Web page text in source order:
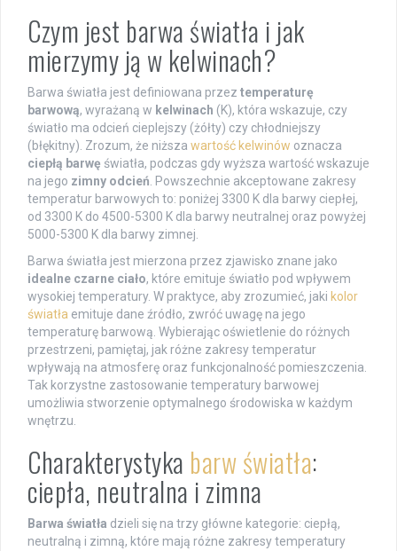
Czym jest barwa światła i jak
mierzymy ją w kelwinach?
Barwa światła jest definiowana przez temperaturę
barwową, wyrażaną w kelwinach (K), która wskazuje, czy
światło ma odcień cieplejszy (żółty) czy chłodniejszy
(błękitny). Zrozum, że niższa wartość kelwinów oznacza
ciepłą barwę światła, podczas gdy wyższa wartość wskazuje
na jego zimny odcień . Powszechnie akceptowane zakresy
temperatur barwowych to: poniżej 3300 K dla barwy ciepłej,
od 3300 K do 4500-5300 K dla barwy neutralnej oraz powyżej
5000-5300 K dla barwy zimnej.
Barwa światła jest mierzona przez zjawisko znane jako
idealne czarne ciało, które emituje światło pod wpływem
wysokiej temperatury. W praktyce, aby zrozumieć, jaki kolor
światła emituje dane źródło, zwróć uwagę na jego
temperaturę barwową. Wybierając oświetlenie do różnych
przestrzeni, pamiętaj, jak różne zakresy temperatur
wpływają na atmosferę oraz funkcjonalność pomieszczenia.
Tak korzystne zastosowanie temperatury barwowej
umożliwia stworzenie optymalnego środowiska w każdym
wnętrzu.
Charakterystyka barw światła:
ciepła, neutralna i zimna
Barwa światła dzieli się na trzy główne kategorie: ciepłą,
neutralną i zimną, które mają różne zakresy temperatury